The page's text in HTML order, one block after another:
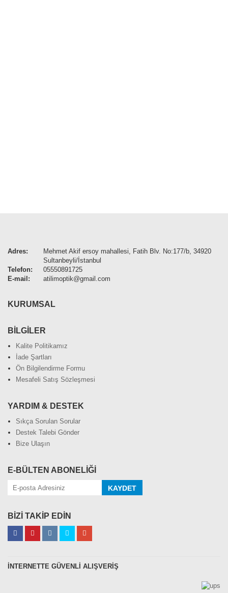
Adres:
Mehmet Akif ersoy mahallesi, Fatih Blv. No:177/b, 34920
Sultanbeyli/İstanbul
Telefon:
05550891725
E-mail:
atilimoptik@gmail.com
KURUMSAL
BİLGİLER
Kalite Politikamız
İade Şartları
Ön Bilgilendirme Formu
Mesafeli Satış Sözleşmesi
YARDIM & DESTEK
Sıkça Sorulan Sorular
Destek Talebi Gönder
Bize Ulaşın
E-BÜLTEN ABONELİĞİ
KAYDET
BİZİ TAKİP EDİN
İNTERNETTE GÜVENLİ ALIŞVERİŞ